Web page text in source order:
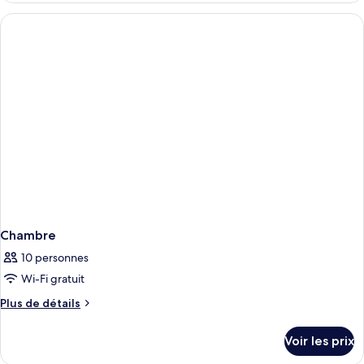
type
de
Chambre
10 personnes
Wi-Fi gratuit
Plus de détails
Plus
le
Voir les prix